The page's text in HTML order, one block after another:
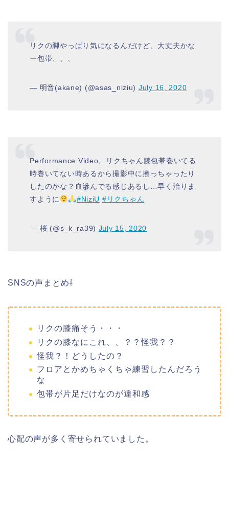
リクの脚やっぱり気になるんだけど、大丈夫かな
ー包帯、、、
— 明音(akane) (@asas_niziu) July 16, 2020
Performance Video、リクちゃん膝包帯巻いてる
時巻いてない時あるから撮影中に擦っちゃったり
したのかな？血滲んでる感じあるし…早く治りま
すように
#NiziU #リクちゃん
— 桜 (@s_k_ra39) July 15, 2020
SNSの声まとめ⇩
リクの膝痛そう・・・
リク の膝なにこれ、、？？怪我？？
怪我？！どうしたの？
フロアとかめちゃくちゃ練習したんだろう
な
包帯が片足だけなのが違和感
心配の声が多く寄せられていました。